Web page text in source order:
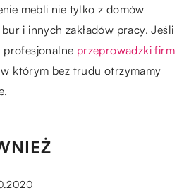
mebli nie tylko z domów
i innych zakładów pracy. Jeśli
profesjonalne przeprowadzki firm
w którym bez trudu otrzymamy